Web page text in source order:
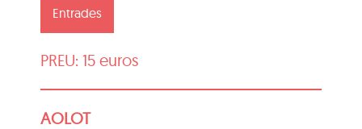
Entrades
PREU: 15 euros
AOLOT